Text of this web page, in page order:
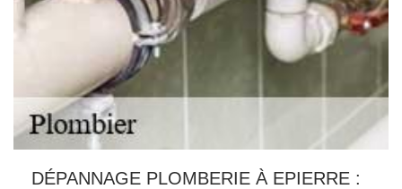
DÉPANNAGE PLOMBERIE À EPIERRE :